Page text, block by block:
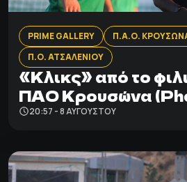
PRIME GALLERY
Π.Α.Ο.
Π.Ο. ΑΤΣΑΛΕΝΙΟΥ
«Κλικς» από το
ΠΑΟ Κρουσώνα
20:57 - 8 ΑΥΓΟΎΣΤΟΥ